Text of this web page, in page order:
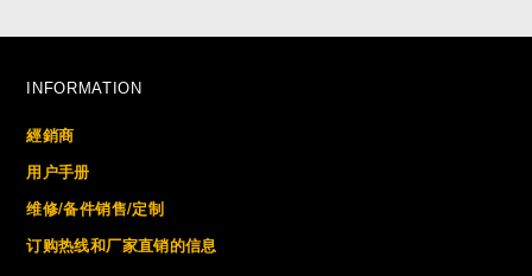
INFORMATION
經銷商
用户手册
维修/备件销售/定制
订购热线和厂家直销的信息